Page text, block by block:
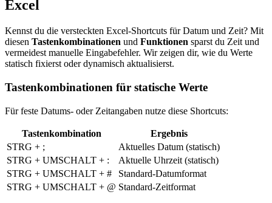
Excel
Kennst du die versteckten Excel-Shortcuts für Datum und Zeit? Mit
diesen Tastenkombinationen und Funktionen sparst du Zeit und
vermeidest manuelle Eingabefehler. Wir zeigen dir, wie du Werte
statisch fixierst oder dynamisch aktualisierst.
Tastenkombinationen für statische Werte
Für feste Datums- oder Zeitangaben nutze diese Shortcuts:
Tastenkombination
Ergebnis
STRG + ;
Aktuelles Datum (statisch)
STRG + UMSCHALT + :
Aktuelle Uhrzeit (statisch)
STRG + UMSCHALT + #
Standard-Datumformat
STRG + UMSCHALT + @ Standard-Zeitformat